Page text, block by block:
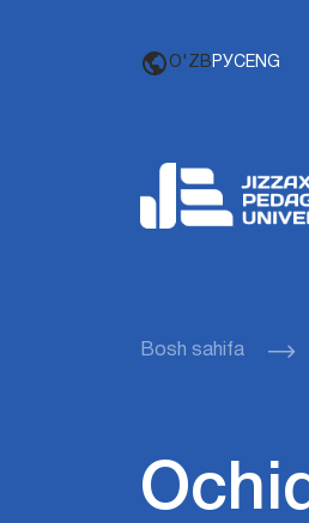
O'ZB РУСENG
Bosh sahifa